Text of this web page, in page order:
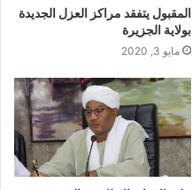
المقبول يتفقد مراكز العزل الجديدة
بولاية الجزيرة
مايو 3, 2020